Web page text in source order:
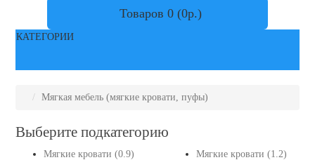
Товаров 0 (0р.)
КАТЕГОРИИ
Мягкая мебель (мягкие кровати, пуфы)
Выберите подкатегорию
Мягкие кровати (0.9)
Мягкие кровати (1.2)